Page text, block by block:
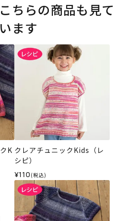
ちらの商品も見て
います
K クレアチュニックKids（レ
シピ）
¥110 (税込)